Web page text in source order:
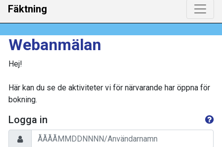
Fäktning
Webanmälan
Hej!
Här kan du se de aktiviteter vi för närvarande har öppna för
bokning.
Logga in